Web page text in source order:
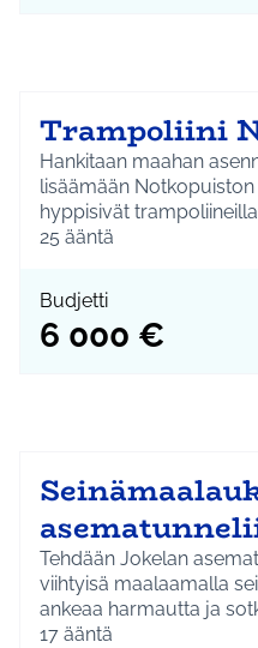
Trampoliini
Hankitaan maahan
lisäämään
hyppisivät
25 ääntä
Budjetti
6 000 €
Tehdään Jokelan
viihtyisä maalaamalla
ankeaa harmautta ja
Pohjatyöt
17 ääntä